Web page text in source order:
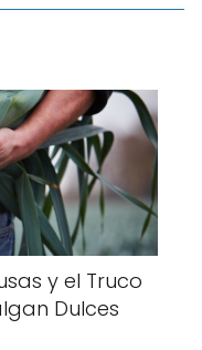
y el Truco
Dulces